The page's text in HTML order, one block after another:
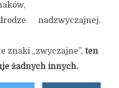
nadzwyczajnej.
znaki „zwyczajne”, ten
żadnych innych.